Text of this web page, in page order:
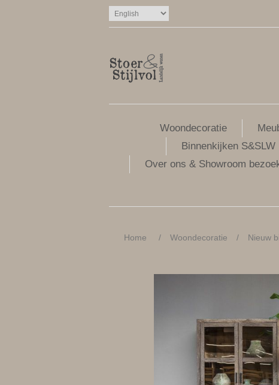
Woondecoratie
Binnenkijken S&SLW
Over ons & Showroom
Home / Woondecoratie / Nieuw